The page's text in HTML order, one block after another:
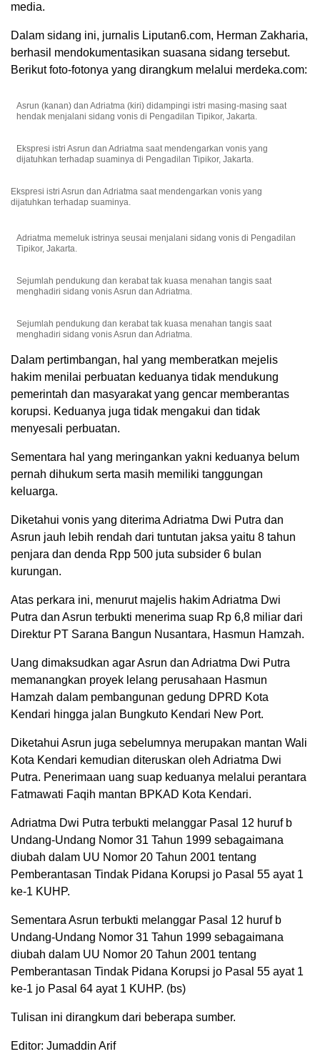
media.
Dalam sidang ini, jurnalis Liputan6.com, Herman Zakharia,
berhasil mendokumentasikan suasana sidang tersebut.
Berikut foto-fotonya yang dirangkum melalui merdeka.com:
Asrun (kanan) dan Adriatma (kiri) didampingi istri masing-masing saat
hendak menjalani sidang vonis di Pengadilan Tipikor, Jakarta.
Ekspresi istri Asrun dan Adriatma saat mendengarkan vonis yang
dijatuhkan terhadap suaminya di Pengadilan Tipikor, Jakarta.
Ekspresi istri Asrun dan Adriatma saat mendengarkan vonis yang
dijatuhkan terhadap suaminya.
Adriatma memeluk istrinya seusai menjalani sidang vonis di Pengadilan
Tipikor, Jakarta.
Sejumlah pendukung dan kerabat tak kuasa menahan tangis saat
menghadiri sidang vonis Asrun dan Adriatma.
Sejumlah pendukung dan kerabat tak kuasa menahan tangis saat
menghadiri sidang vonis Asrun dan Adriatma.
Dalam pertimbangan, hal yang memberatkan mejelis
hakim menilai perbuatan keduanya tidak mendukung
pemerintah dan masyarakat yang gencar memberantas
korupsi. Keduanya juga tidak mengakui dan tidak
menyesali perbuatan.
Sementara hal yang meringankan yakni keduanya belum
pernah dihukum serta masih memiliki tanggungan
keluarga.
Diketahui vonis yang diterima Adriatma Dwi Putra dan
Asrun jauh lebih rendah dari tuntutan jaksa yaitu 8 tahun
penjara dan denda Rpp 500 juta subsider 6 bulan
kurungan.
Atas perkara ini, menurut majelis hakim Adriatma Dwi
Putra dan Asrun ‎terbukti menerima suap Rp 6,8 miliar dari
Direktur PT Sarana Bangun Nusantara, Hasmun Hamzah.
Uang dimaksudkan agar Asrun dan Adriatma Dwi Putra
memanangkan proyek lelang perusahaan Hasmun
Hamzah dalam pembangunan gedung DPRD Kota
Kendari hingga jalan Bungkuto Kendari New Port.
Diketahui Asrun juga sebelumnya merupakan mantan Wali
Kota Kendari kemudian diteruskan oleh Adriatma Dwi
Putra. Penerimaan uang suap keduanya melalui perantara
Fatmawati Faqih mantan BPKAD Kota Kendari.
Adriatma Dwi Putra terbukti melanggar Pasal 12 huruf b
Undang-Undang Nomor 31 Tahun 1999 sebagaimana
diubah dalam UU Nomor 20 Tahun 2001 tentang
Pemberantasan Tindak Pidana Korupsi jo Pasal 55 ayat 1
ke-1 KUHP.
Sementara Asrun terbukti melanggar Pasal 12 huruf b
Undang-Undang Nomor 31 Tahun 1999 sebagaimana
diubah dalam UU Nomor 20 Tahun 2001 tentang
Pemberantasan Tindak Pidana Korupsi jo Pasal 55 ayat 1
ke-1 jo Pasal 64 ayat 1 KUHP. (bs)
Tulisan ini dirangkum dari beberapa sumber.
Editor: Jumaddin Arif